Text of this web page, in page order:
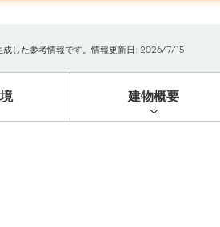
した参考情報です。情報更新日: 2026/7/15
建物概要